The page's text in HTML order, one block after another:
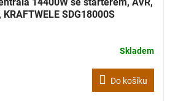
14400W se startérem, AVR,
SDG18000S
Skladem
Do košíku